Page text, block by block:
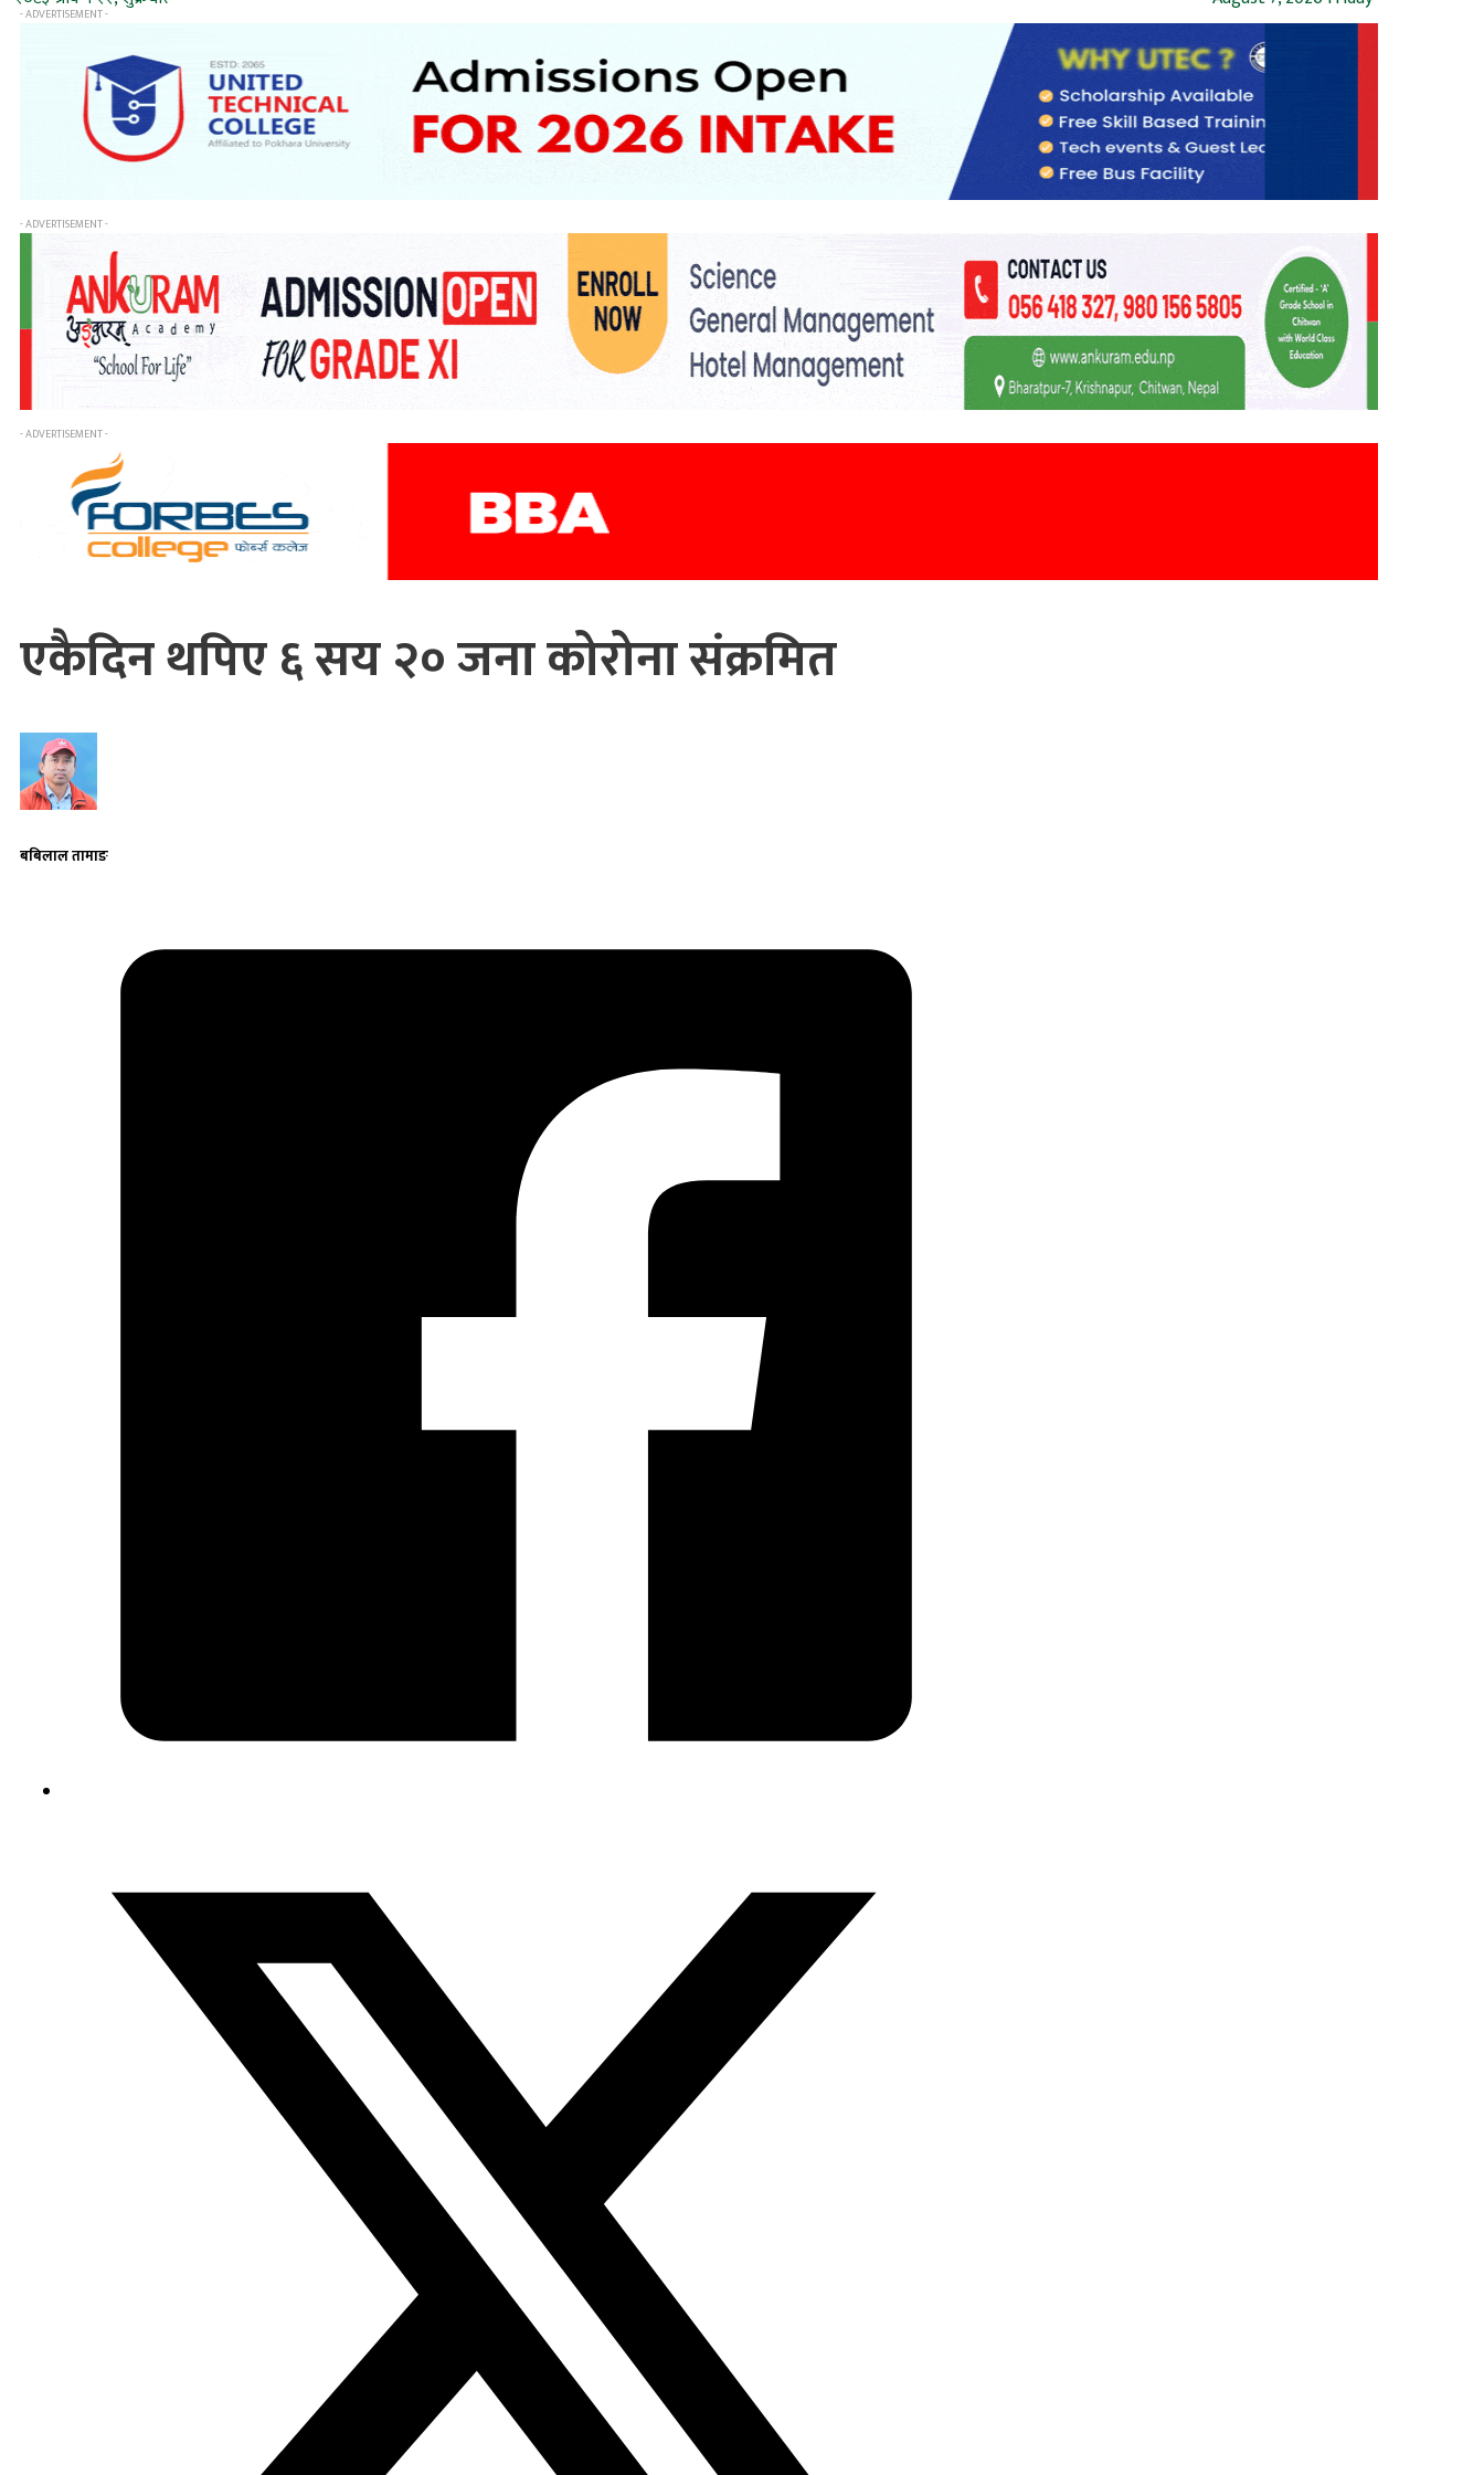
- ADVERTISEMENT -
- ADVERTISEMENT -
- ADVERTISEMENT -
एकैदिन थपिए ६ सय २० जना कोरोना संक्रमित
बबिलाल तामाङ